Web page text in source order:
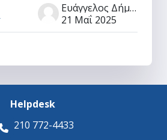
Ευάγγελος Δήμος
21 Μαΐ 2025
Helpdesk
210 772-4433